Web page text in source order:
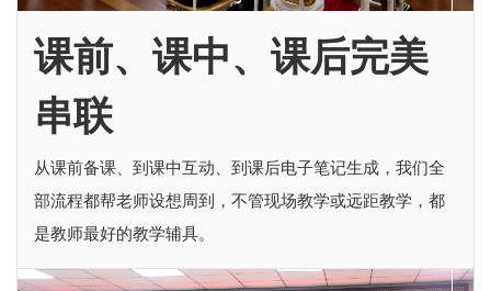
课前、课中、课后完美
串联
从课前备课、到课中互动、到课后电子笔记生成，我们全
部流程都帮老师设想周到，不管现场教学或远距教学，都
是教师最好的教学辅具。